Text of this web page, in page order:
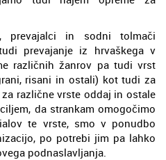
prevajalci in sodni tolmači
prevajanje iz hrvaškega v
različnih žanrov pa tudi vrst
risani in ostali) kot tudi za
različne vrste oddaj in ostale
da strankam omogočimo
te vrste, smo v ponudbo
po potrebi jim pa lahko
podnaslavljanja.